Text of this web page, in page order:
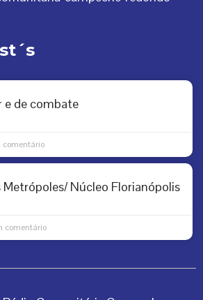
e de combate
comentário
Metrópoles/ Núcleo Florianópolis
comentário